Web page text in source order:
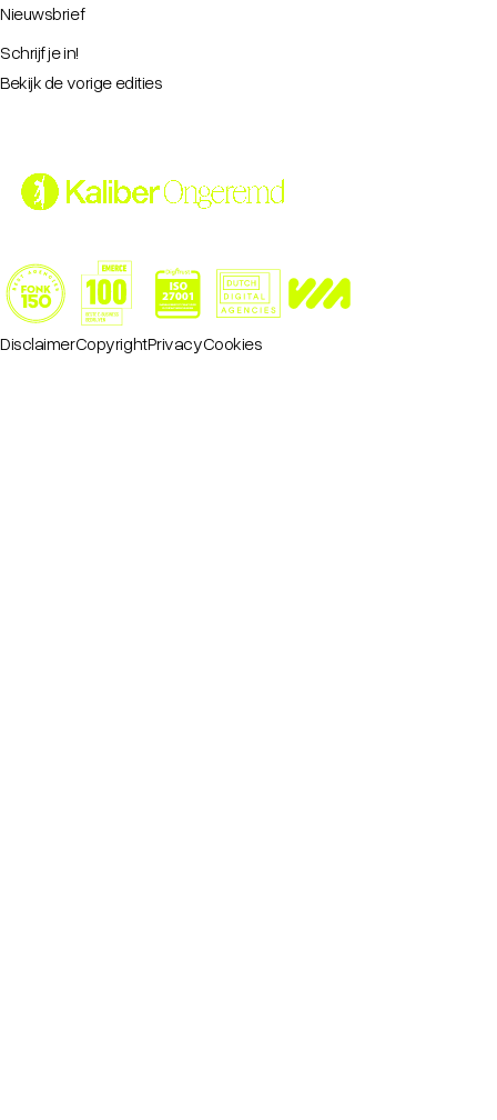
Nieuwsbrief
Schrijf je in!
Bekijk de vorige edities
DisclaimerCopyrightPrivacyCookies